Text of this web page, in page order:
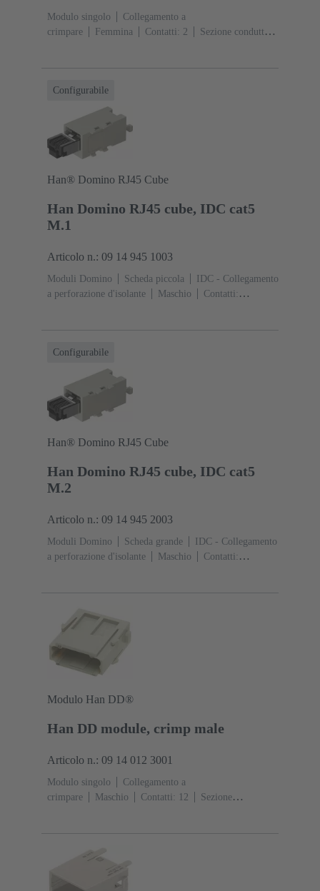
Modulo singolo
Collegamento a
crimpare
Femmina Contatti: 2
Sezione conduttori:
Configurabile
Han® Domino RJ45 Cube
Han Domino RJ45 cube, IDC cat5
M.1
Articolo n.: 09 14 945 1003
Moduli Domino Scheda piccola
IDC - Collegamento
a perforazione d'isolante
Maschio
Contatti:
Configurabile
Han® Domino RJ45 Cube
Han Domino RJ45 cube, IDC cat5
M.2
Articolo n.: 09 14 945 2003
Moduli Domino Scheda grande
IDC - Collegamento
a perforazione d'isolante
Maschio
Contatti:
Modulo Han DD®
Han DD module, crimp male
Articolo n.: 09 14 012 3001
Modulo singolo
Collegamento a
crimpare
Maschio Contatti: 12
Sezione